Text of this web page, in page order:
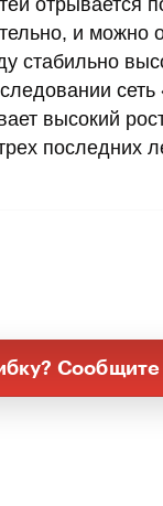
и можно
стабильно
высокий
последних
Сообщите